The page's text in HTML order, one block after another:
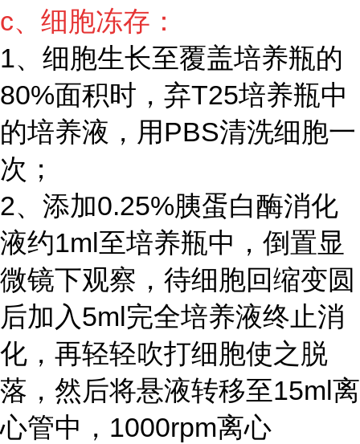
c、细胞冻存：
1、细胞生长至覆盖培养瓶的
80%面积时，弃T25培养瓶中
的培养液，用PBS清洗细胞一
次；
2、添加0.25%胰蛋白酶消化
液约1ml至培养瓶中，倒置显
微镜下观察，待细胞回缩变圆
后加入5ml完全培养液终止消
化，再轻轻吹打细胞使之脱
落，然后将悬液转移至15ml离
心管中，1000rpm离心